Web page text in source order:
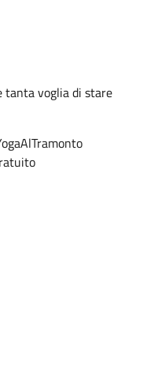
tanta voglia di stare